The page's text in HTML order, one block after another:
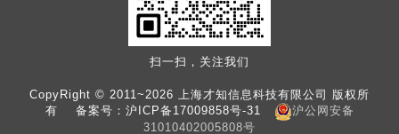
扫一扫，关注我们
CopyRight © 2011~2026 上海才知信息科技有限公司 版权所
有 备案号： 沪ICP备17009858号-31
沪公网安备
31010402005808号